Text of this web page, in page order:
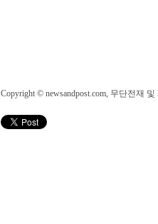
Copyright © newsandpost.com, 무단전재